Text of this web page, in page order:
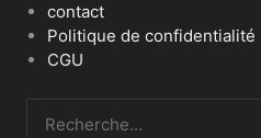
contact
Politique de confidentialité
CGU